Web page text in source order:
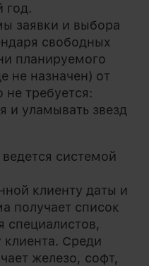
год.
заявки и выбора
свободных
планируемого
не назначен) от
не требуется:
и уламывать звезд
системой
клиенту даты и
получает список
специалистов,
Среди
железо, софт,